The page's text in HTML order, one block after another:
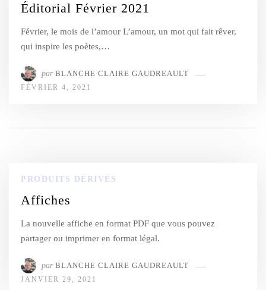
Éditorial Février 2021
Février, le mois de l’amour L’amour, un mot qui fait rêver,
qui inspire les poètes,…
par BLANCHE CLAIRE GAUDREAULT
FÉVRIER 4, 2021
PRODUITS DÉRIVÉS
Affiches
La nouvelle affiche en format PDF que vous pouvez
partager ou imprimer en format légal.
par BLANCHE CLAIRE GAUDREAULT
JANVIER 29, 2021